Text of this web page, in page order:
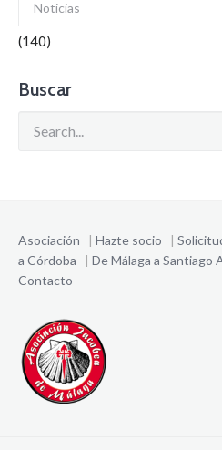
Noticias
(140)
Buscar
Asociación | Hazte socio |
a Córdoba | De Málaga a Santiago
Contacto